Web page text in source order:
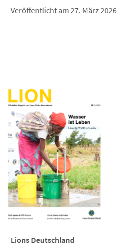
Veröffentlicht am 27. März 2026
Lions Deutschland